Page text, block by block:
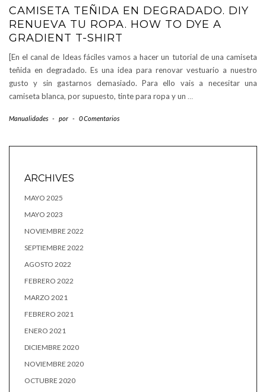
CAMISETA TEÑIDA EN DEGRADADO. DIY
RENUEVA TU ROPA. HOW TO DYE A
GRADIENT T-SHIRT
[En el canal de Ideas fáciles vamos a hacer un tutorial de una camiseta
teñida en degradado. Es una idea para renovar vestuario a nuestro
gusto y sin gastarnos demasiado. Para ello vais a necesitar una
camiseta blanca, por supuesto, tinte para ropa y un …
Manualidades - por - 0 Comentarios
ARCHIVES
MAYO 2025
MAYO 2023
NOVIEMBRE 2022
SEPTIEMBRE 2022
AGOSTO 2022
FEBRERO 2022
MARZO 2021
FEBRERO 2021
ENERO 2021
DICIEMBRE 2020
NOVIEMBRE 2020
OCTUBRE 2020